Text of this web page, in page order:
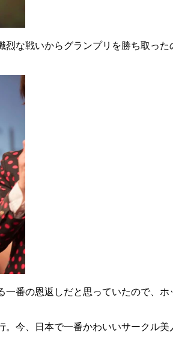
な戦いからグランプリを勝ち取っ
一番の恩返しだと思っていたので、
今、日本で一番かわいいサークル美